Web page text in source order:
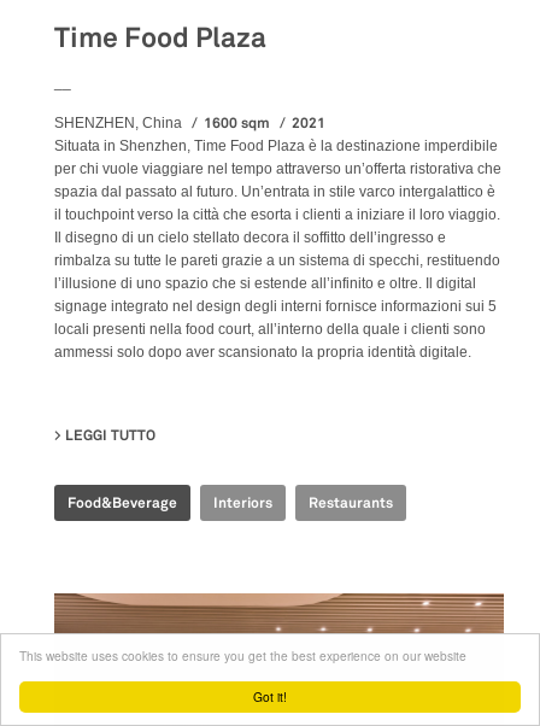
Got it!
This website uses cookies to ensure you get the best experience on our website
Time Food Plaza
SHENZHEN, China 1600 sqm 2021
Situata in Shenzhen, Time Food Plaza è la destinazione imperdibile
per chi vuole viaggiare nel tempo attraverso un’offerta ristorativa che
spazia dal passato al futuro. Un’entrata in stile varco intergalattico è
il touchpoint verso la città che esorta i clienti a iniziare il loro viaggio.
Il disegno di un cielo stellato decora il soffitto dell’ingresso e
rimbalza su tutte le pareti grazie a un sistema di specchi, restituendo
l’illusione di uno spazio che si estende all’infinito e oltre. Il digital
signage integrato nel design degli interni fornisce informazioni sui 5
locali presenti nella food court, all’interno della quale i clienti sono
ammessi solo dopo aver scansionato la propria identità digitale.
LEGGI TUTTO
Food&Beverage Interiors Restaurants